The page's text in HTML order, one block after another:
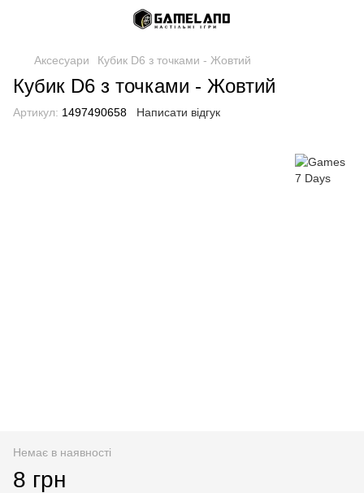
Аксесуари Кубик D6 з точками - Жовтий
Кубик D6 з точками - Жовтий
Артикул: 1497490658 Написати відгук
Немає в наявності
8 грн